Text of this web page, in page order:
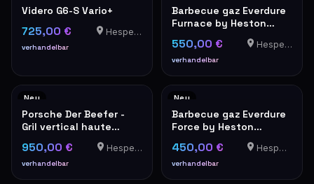
Videro G6-S Vario+
725,00 €
verhandelbar
Hesperange
Barbecue gaz Everdure
Furnace by Heston
Blumenthal orange
550,00 €
verhandelbar
Hesperange
Neu
Porsche Der Beefer -
Gril vertical haute
température 800°C
950,00 €
verhandelbar
Hesperange
Neu
Barbecue gaz Everdure
Force by Heston
Blumenthal rouge
450,00 €
verhandelbar
Hesperange